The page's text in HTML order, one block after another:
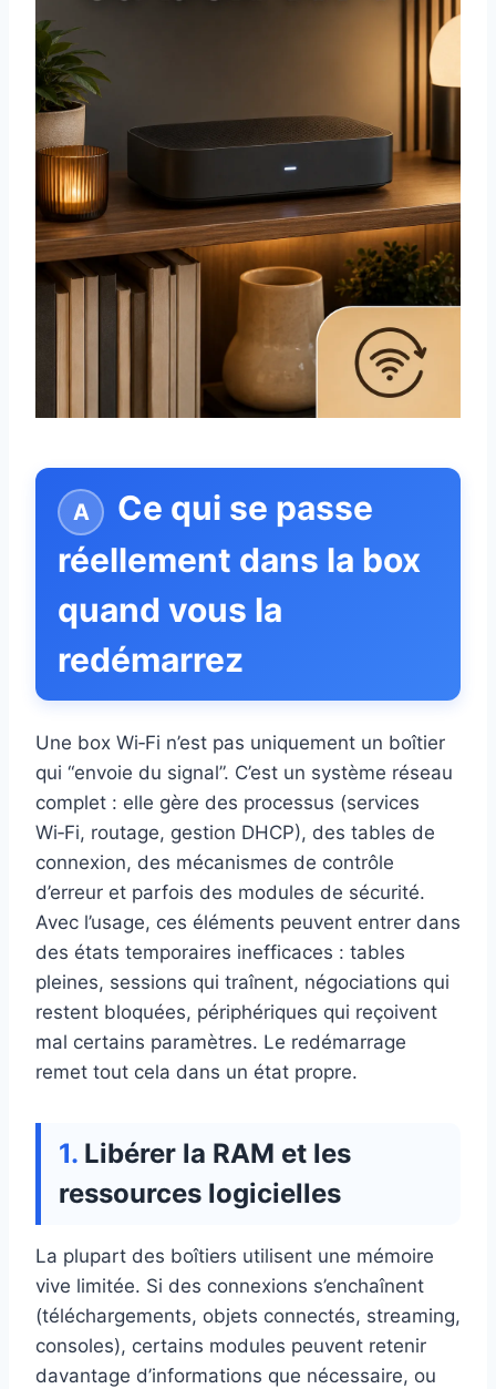
Ce qui se passe
réellement dans la box
quand vous la
redémarrez
Une box Wi‑Fi n’est pas uniquement un boîtier
qui “envoie du signal”. C’est un système réseau
complet : elle gère des processus (services
Wi‑Fi, routage, gestion DHCP), des tables de
connexion, des mécanismes de contrôle
d’erreur et parfois des modules de sécurité.
Avec l’usage, ces éléments peuvent entrer dans
des états temporaires inefficaces : tables
pleines, sessions qui traînent, négociations qui
restent bloquées, périphériques qui reçoivent
mal certains paramètres. Le redémarrage
remet tout cela dans un état propre.
Libérer la RAM et les
ressources logicielles
La plupart des boîtiers utilisent une mémoire
vive limitée. Si des connexions s’enchaînent
(téléchargements, objets connectés, streaming,
consoles), certains modules peuvent retenir
davantage d’informations que nécessaire, ou